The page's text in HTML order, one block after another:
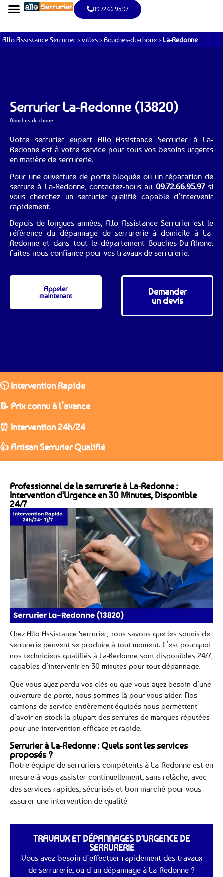
09.72.66.95.97
Allo Assistance Serrurier >villes >Bouches-du-rhone > La-Redonne
Serrurier La-Redonne (13820)
Bouches-du-rhone
Votre serrurier expert Allo Assistance Serrurier à La-
Redonne est à votre service pour tous vos besoins urgents
en matière de serrurerie.
Pour une ouverture de porte bloquée ou un réparation de
serrure à La-Redonne, contactez-nous au 09.72.66.95.97si
vous cherchez un serrurier qualifié capable d’intervenir
rapidement.
Depuis de longues années, Allo Assistance Serrurier est le
référence du dépannage de serrurerie à domicile à La-
Redonne et dans tout le département Bouches-Du-Rhone.
Faites-nous confiance pour vos travaux de serrurerie.
Appeler
maintenant
Demander
un devis
🕥 Intervention Rapide
📝 Prix connu à l’avance
⏰ Intervention 24h/24
👍 Artisan Serrurier Qualifié
Professionnel de la serrurerie à La-Redonne :
Intervention d'Urgence en 30 Minutes, Disponible
24/7
Chez Allo Assistance Serrurier, nous savons que les soucis de
serrurerie peuvent se produire à tout moment. C’est pourquoi
nos techniciens qualifiés à La-Redonne sont disponibles 24/7,
capables d’intervenir en 30 minutes pour tout dépannage.
Que vous ayez perdu vos clés ou que vous ayez besoin d’une
ouverture de porte, nous sommes là pour vous aider. Nos
camions de service entièrement équipés nous permettent
d’avoir en stock la plupart des serrures de marques réputées
pour une intervention efficace et rapide.
Serrurier à La-Redonne : Quels sont les services
proposés ?
Notre équipe de serruriers compétents à La-Redonne est en
mesure à vous assister continuellement, sans relâche, avec
des services rapides, sécurisés et bon marché pour vous
assurer une intervention de qualité
TRAVAUX ET DÉPANNAGES D'URGENCE DE
SERRURERIE
Vous avez besoin d’effectuer rapidement des travaux
de serrurerie, ou d’un dépannage à La-Redonne ?